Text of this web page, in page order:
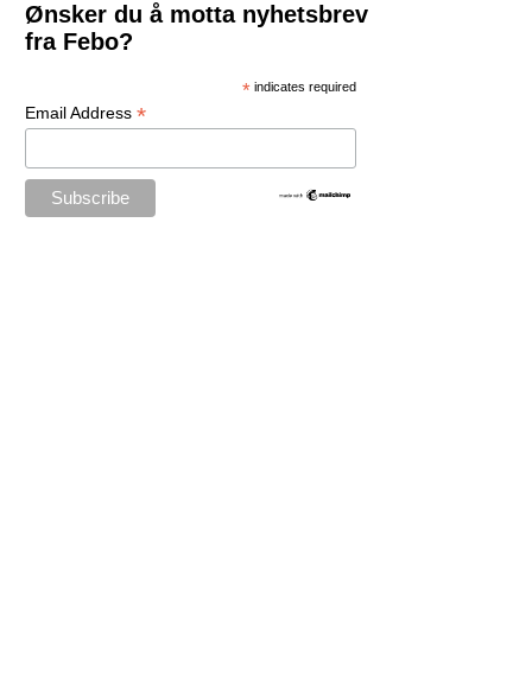
Ønsker du å motta nyhetsbrev
fra Febo?
* indicates required
Email Address *